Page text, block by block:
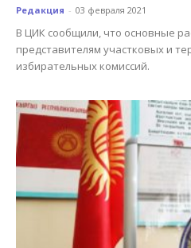
Редакция - 03 февраля 2021
В ЦИК сообщили, что основные
представителям участковых и
избирательных комиссий.